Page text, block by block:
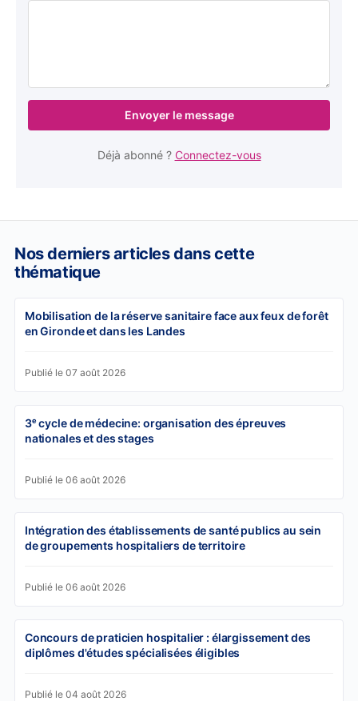
Envoyer le message
Déjà abonné ? Connectez-vous
Nos derniers articles dans cette
thématique
Mobilisation de la réserve sanitaire face aux feux de forêt
en Gironde et dans les Landes
Publié le 07 août 2026
3ᵉ cycle de médecine: organisation des épreuves
nationales et des stages
Publié le 06 août 2026
Intégration des établissements de santé publics au sein
de groupements hospitaliers de territoire
Publié le 06 août 2026
Concours de praticien hospitalier : élargissement des
diplômes d'études spécialisées éligibles
Publié le 04 août 2026